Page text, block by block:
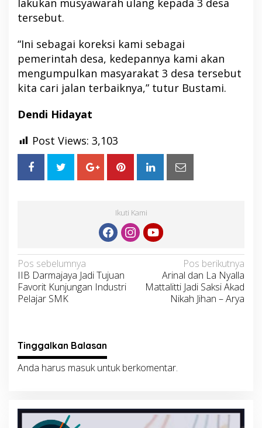
tersebut.
“Ini sebagai koreksi kami sebagai
pemerintah desa, kedepannya kami akan
mengumpulkan masyarakat 3 desa tersebut
kita cari jalan terbaiknya,” tutur Bustami.
Dendi Hidayat
Post Views: 3,103
Ikuti Kami
Navigasi
pos
Pos sebelumnya
IIB Darmajaya Jadi Tujuan
Favorit Kunjungan Industri
Pelajar SMK
Pos berikutnya
Arinal dan La Nyalla
Mattalitti Jadi Saksi Akad
Nikah Jihan – Arya
Tinggalkan Balasan
Anda harus masukuntuk berkomentar.